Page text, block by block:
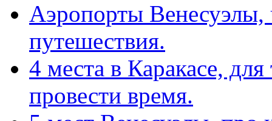
Аэропорты Венесуэлы,
путешествия.
4 места в Каракасе,
провести время.